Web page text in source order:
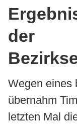
der
Wegen eines
übernahm
letzten Mal